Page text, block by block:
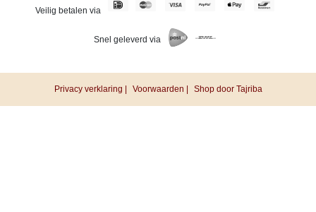
Veilig betalen via
Snel geleverd via
Privacy verklaring | Voorwaarden | Shop door Tajriba